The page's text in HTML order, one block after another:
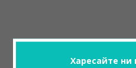
Харесайте ни